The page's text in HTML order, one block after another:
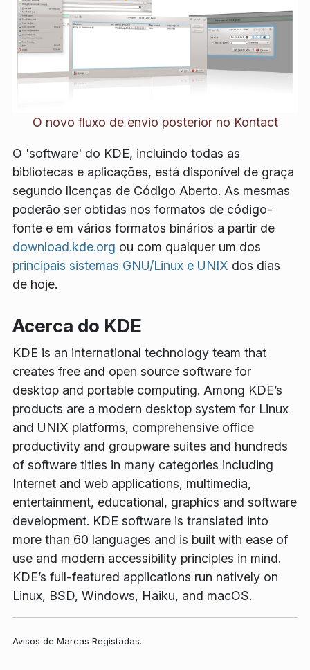
O novo fluxo de envio posterior no Kontact
O 'software' do KDE, incluindo todas as
bibliotecas e aplicações, está disponível de graça
segundo licenças de Código Aberto. As mesmas
poderão ser obtidas nos formatos de código-
fonte e em vários formatos binários a partir de
download.kde.org ou com qualquer um dos
principais sistemas GNU/Linux e UNIX dos dias
de hoje.
Acerca do KDE
KDE is an international technology team that
creates free and open source software for
desktop and portable computing. Among KDE’s
products are a modern desktop system for Linux
and UNIX platforms, comprehensive office
productivity and groupware suites and hundreds
of software titles in many categories including
Internet and web applications, multimedia,
entertainment, educational, graphics and software
development. KDE software is translated into
more than 60 languages and is built with ease of
use and modern accessibility principles in mind.
KDE’s full-featured applications run natively on
Linux, BSD, Windows, Haiku, and macOS.
Avisos de Marcas Registadas.